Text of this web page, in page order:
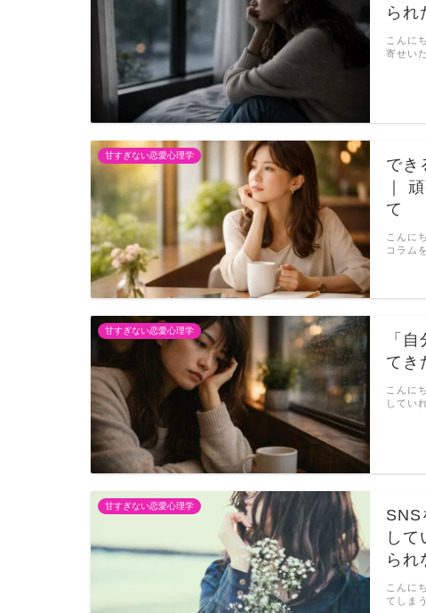
られ
こんに
寄せい
甘すぎない恋愛心理学
でき
｜
て
こんに
コラム
甘すぎない恋愛心理学
「
てき
こんに
してい
甘すぎない恋愛心理学
SNS
し
られ
こんに
てしま